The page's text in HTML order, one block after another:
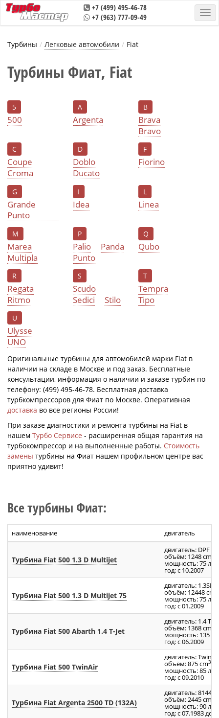
+7 (499) 495-46-78
+7 (963) 777-09-49
Турбины Легковые автомобили Fiat
Турбины Фиат, Fiat
5
500
A
Argenta
B
Brava
Bravo
C
Coupe
Croma
D
Doblo
Ducatо
F
Fiorino
G
Grande
Puntо
I
Idea
L
Linea
M
Marea
Multipla
P
Palio
Panda
Puntо
Q
Qubo
R
Regata
Ritmo
S
Scudo
Sedici
Stilo
T
Tempra
Tipo
U
Ulysse
UNO
Оригинальные турбины для автомобилей марки Fiat в
наличии на складе в Москве и под заказ. Бесплатные
консультации, информация о наличии и заказе турбин по
телефону: (499) 495-46-78. Бесплатная доставка
турбкомпрессоров для Фиат по Москве. Оперативная
доставка во все регионы России!
При заказе диагностики и ремонта турбины на Fiat в
нашем Турбо Сервисе - расширенная общая гарантия на
турбокомпрессор и на выполненные работы. Стоимость
замены турбины на Фиат нашем профильном центре вас
приятно удивит!
Все турбины Фиат:
наименование двигатель
Турбина Fiat 500 1.3 D Multijet
двигатель: DPF
объём: 1248 cm
мощность: 75 л.с.
год: с 10.2007
Турбина Fiat 500 1.3 D Multijet 75
двигатель: 1.3SDE
объём: 12448 cm
мощность: 75 л.с.
год: с 01.2009
Турбина Fiat 500 Abarth 1.4 T-Jet
двигатель: 1.4 T-
объём: 1368 cm
мощность: 135
год: с 06.2009
Турбина Fiat 500 TwinAir
двигатель: TwinAir
объём: 875 cm3
мощность: 85 л.с.
год: с 09.2010
Турбина Fiat Argenta 2500 TD (132A)
двигатель:
объём: 2445 cm
мощность: 90 л.с.
год: с 07.1983 до